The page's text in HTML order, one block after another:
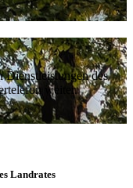
Dienstleistungen des
weiter.
Landrates